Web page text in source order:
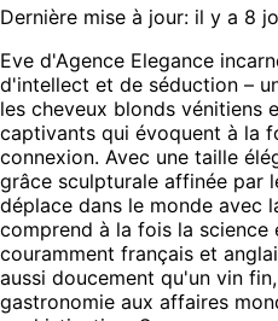
Dernière mise à jour: il y a 8
Eve d'Agence Elegance
d'intellect et de séduction –
les cheveux blonds vénitiens
captivants qui évoquent à la
connexion. Avec une taille
grâce sculpturale affinée par
déplace dans le monde avec
comprend à la fois la science
couramment français et
aussi doucement qu'un vin
gastronomie aux affaires